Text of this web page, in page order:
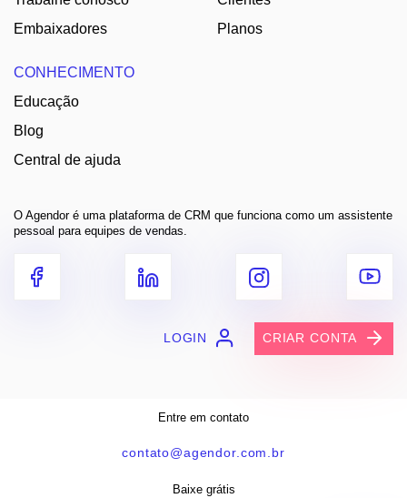
Embaixadores
Planos
CONHECIMENTO
Educação
Blog
Central de ajuda
O Agendor é uma plataforma de CRM que funciona como um assistente
pessoal para equipes de vendas.
LOGIN CRIAR CONTA
Entre em contato
contato@agendor.com.br
Baixe grátis